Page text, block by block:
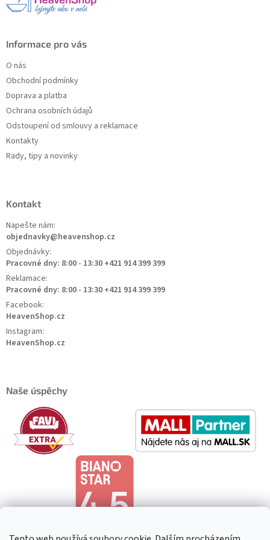
Informace pro vás
O nás
Obchodní podmínky
Doprava a platba
Ochrana osobních údajů
Odstoupení od smlouvy a reklamace
Kontakty
Rady, tipy a novinky
Kontakt
Napešte nám:
objednavky@heavenshop.cz
Objednávky:
Pracovné dny: 8:00 - 13:30 +421 914 399 399
Reklamace:
Pracovné dny: 8:00 - 13:30 +421 914 399 399
Facebook:
HeavenShop.cz
Instagram:
HeavenShop.cz
Naše úspěchy